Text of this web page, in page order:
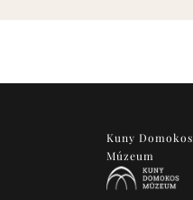
Kuny Domokos
Múzeum